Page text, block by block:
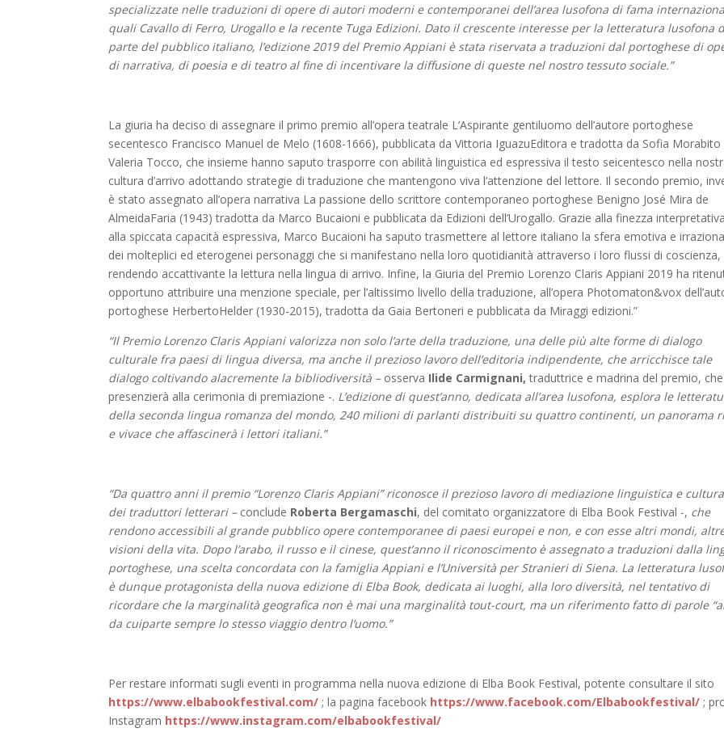
specializzate nelle traduzioni di opere di autori moderni e contemporanei dell’area lusofona di fama
quali Cavallo di Ferro, Urogallo e la recente Tuga Edizioni. Dato il crescente interesse per la letteratura lusofona
parte del pubblico italiano, l’edizione 2019 del Premio Appiani è stata riservata a traduzioni dal portoghese di
di narrativa, di poesia e di teatro al fine di incentivare la diffusione di queste nel nostro tessuto sociale.”
La giuria ha deciso di assegnare il primo premio all’opera teatrale L’Aspirante gentiluomo dell’autore portoghese
secentesco Francisco Manuel de Melo (1608-1666), pubblicata da Vittoria IguazuEditora e tradotta da Sofia Morabito
Valeria Tocco, che insieme hanno saputo trasporre con abilità linguistica ed espressiva il testo seicentesco nella
cultura d’arrivo adottando strategie di traduzione che mantengono viva l’attenzione del lettore. Il secondo premio,
è stato assegnato all’opera narrativa La passione dello scrittore contemporaneo portoghese Benigno José Mira de
AlmeidaFaria (1943) tradotta da Marco Bucaioni e pubblicata da Edizioni dell’Urogallo. Grazie alla finezza
alla spiccata capacità espressiva, Marco Bucaioni ha saputo trasmettere al lettore italiano la sfera emotiva e
dei molteplici ed eterogenei personaggi che si manifestano nella loro quotidianità attraverso i loro flussi di coscienza,
rendendo accattivante la lettura nella lingua di arrivo. Infine, la Giuria del Premio Lorenzo Claris Appiani 2019 ha
opportuno attribuire una menzione speciale, per l’altissimo livello della traduzione, all’opera Photomaton&vox
portoghese HerbertoHelder (1930-2015), tradotta da Gaia Bertoneri e pubblicata da Miraggi edizioni.”
“Il Premio Lorenzo Claris Appiani valorizza non solo l’arte della traduzione, una delle più alte forme di dialogo
culturale fra paesi di lingua diversa, ma anche il prezioso lavoro dell’editoria indipendente, che arricchisce tale
dialogo coltivando alacremente la bibliodiversità –osserva Ilide Carmignani, traduttrice e madrina del premio, che
presenzierà alla cerimonia di premiazione -. L’edizione di quest’anno, dedicata all’area lusofona, esplora le
della seconda lingua romanza del mondo, 240 milioni di parlanti distribuiti su quattro continenti, un panorama
e vivace che affascinerà i lettori italiani.”
“Da quattro anni il premio “Lorenzo Claris Appiani” riconosce il prezioso lavoro di mediazione linguistica e
dei traduttori letterari –conclude Roberta Bergamaschi, del comitato organizzatore di Elba Book Festival -, che
rendono accessibili al grande pubblico opere contemporanee di paesi europei e non, e con esse altri mondi,
visioni della vita. Dopo l’arabo, il russo e il cinese, quest’anno il riconoscimento è assegnato a traduzioni dalla
portoghese, una scelta concordata con la famiglia Appiani e l’Università per Stranieri di Siena. La letteratura
è dunque protagonista della nuova edizione di Elba Book, dedicata ai luoghi, alla loro diversità, nel tentativo di
ricordare che la marginalità geografica non è mai una marginalità tout-court, ma un riferimento fatto di parole
da cuiparte sempre lo stesso viaggio dentro l’uomo.”
Per restare informati sugli eventi in programma nella nuova edizione di Elba Book Festival, potente consultare il sito
https://www.elbabookfestival.com/ ; la pagina facebook https://www.facebook.com/Elbabookfestival/ ;
Instagram https://www.instagram.com/elbabookfestival/